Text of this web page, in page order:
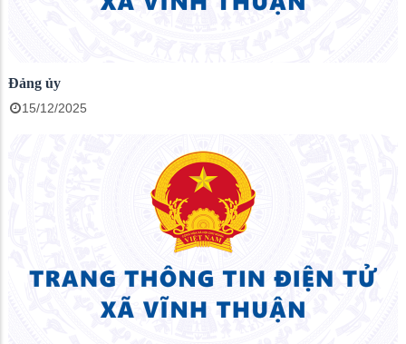
Đảng ủy
15/12/2025